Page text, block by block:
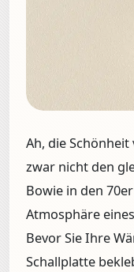
Ah, die
zwar nicht den
Bowie in den
Atmosphäre
Bevor Sie Ihre
Schallplatte